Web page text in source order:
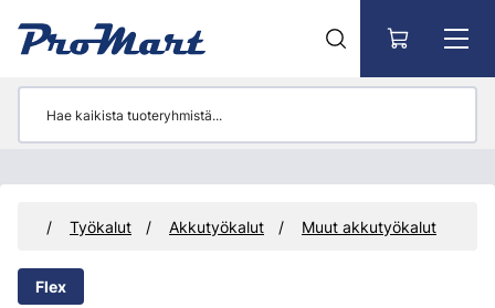
Työkalut Akkutyökalut Muut akkutyökalut
Flex